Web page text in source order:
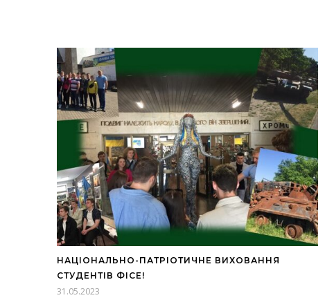
НАЦІОНАЛЬНО-ПАТРІОТИЧНЕ ВИХОВАННЯ
СТУДЕНТІВ ФІСЕ!
31.05.2023